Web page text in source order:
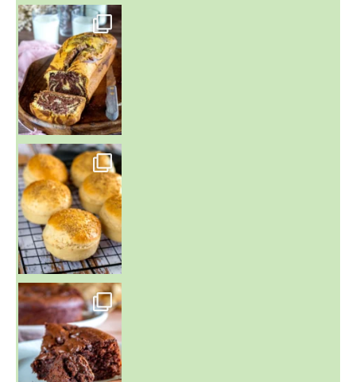
~ BUNS MAISON ~
Un peu de boulange par ici au
~ GÂTEAU FONDANT CHOCO NOISETTE ~
C'est lundi